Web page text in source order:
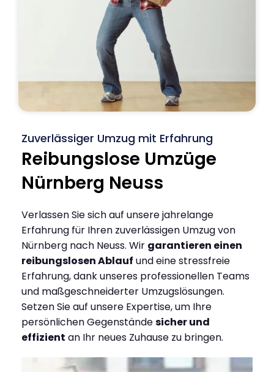
Zuverlässiger Umzug mit Erfahrung
Reibungslose Umzüge
Nürnberg Neuss
Verlassen Sie sich auf unsere jahrelange
Erfahrung für Ihren zuverlässigen Umzug von
Nürnberg nach Neuss. Wir garantieren einen
reibungslosen Ablauf und eine stressfreie
Erfahrung, dank unseres professionellen Teams
und maßgeschneiderter Umzugslösungen.
Setzen Sie auf unsere Expertise, um Ihre
persönlichen Gegenständesicher und
effizient an Ihr neues Zuhause zu bringen.